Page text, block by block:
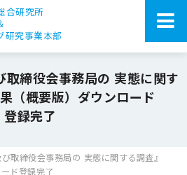
合研究所
研究事業本部
取締役会事務局の 実態に関す
（概要版）ダウンロード
登録完了
取締役会事務局の 実態に関する調査』
ド登録完了